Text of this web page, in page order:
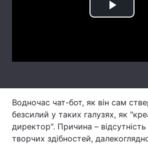
Play
Водночас чат-бот, як він сам
безсилий у таких галузях, як
директор". Причина – відсутність
творчих здібностей,